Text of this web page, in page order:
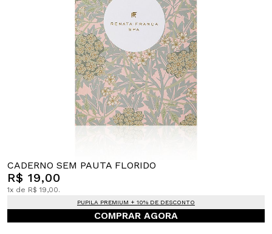
CADERNO SEM PAUTA FLORIDO
R$ 19,00
1x de R$ 19,00.
PUPILA PREMIUM + 10% DE DESCONTO
COMPRAR AGORA